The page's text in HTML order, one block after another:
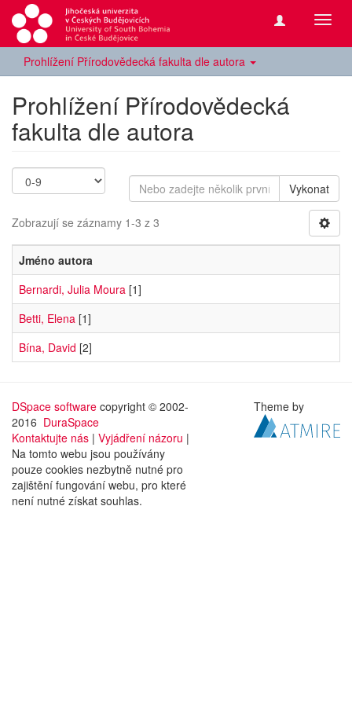
Prohlížení Přírodovědecká fakulta dle autora
Prohlížení Přírodovědecká
fakulta dle autora
Vykonat
Zobrazují se záznamy 1-3 z 3
Jméno autora
Bernardi, Julia Moura [1]
Betti, Elena [1]
Bína, David [2]
DSpace software copyright © 2002-
2016 DuraSpace
Kontaktujte nás | Vyjádření názoru |
Na tomto webu jsou používány
pouze cookies nezbytně nutné pro
zajištění fungování webu, pro které
není nutné získat souhlas.
Theme by